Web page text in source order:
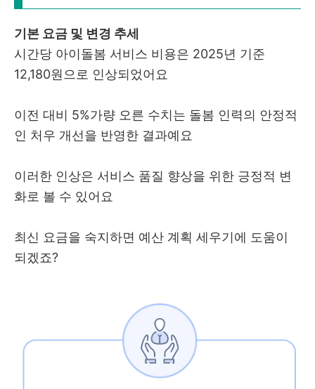
기본 요금 및 변경 추세
시간당 아이돌봄 서비스 비용은 2025년 기준
12,180원으로 인상되었어요
이전 대비 5%가량 오른 수치는 돌봄 인력의 안정적
인 처우 개선을 반영한 결과예요
이러한 인상은 서비스 품질 향상을 위한 긍정적 변
화로 볼 수 있어요
최신 요금을 숙지하면 예산 계획 세우기에 도움이
되겠죠?